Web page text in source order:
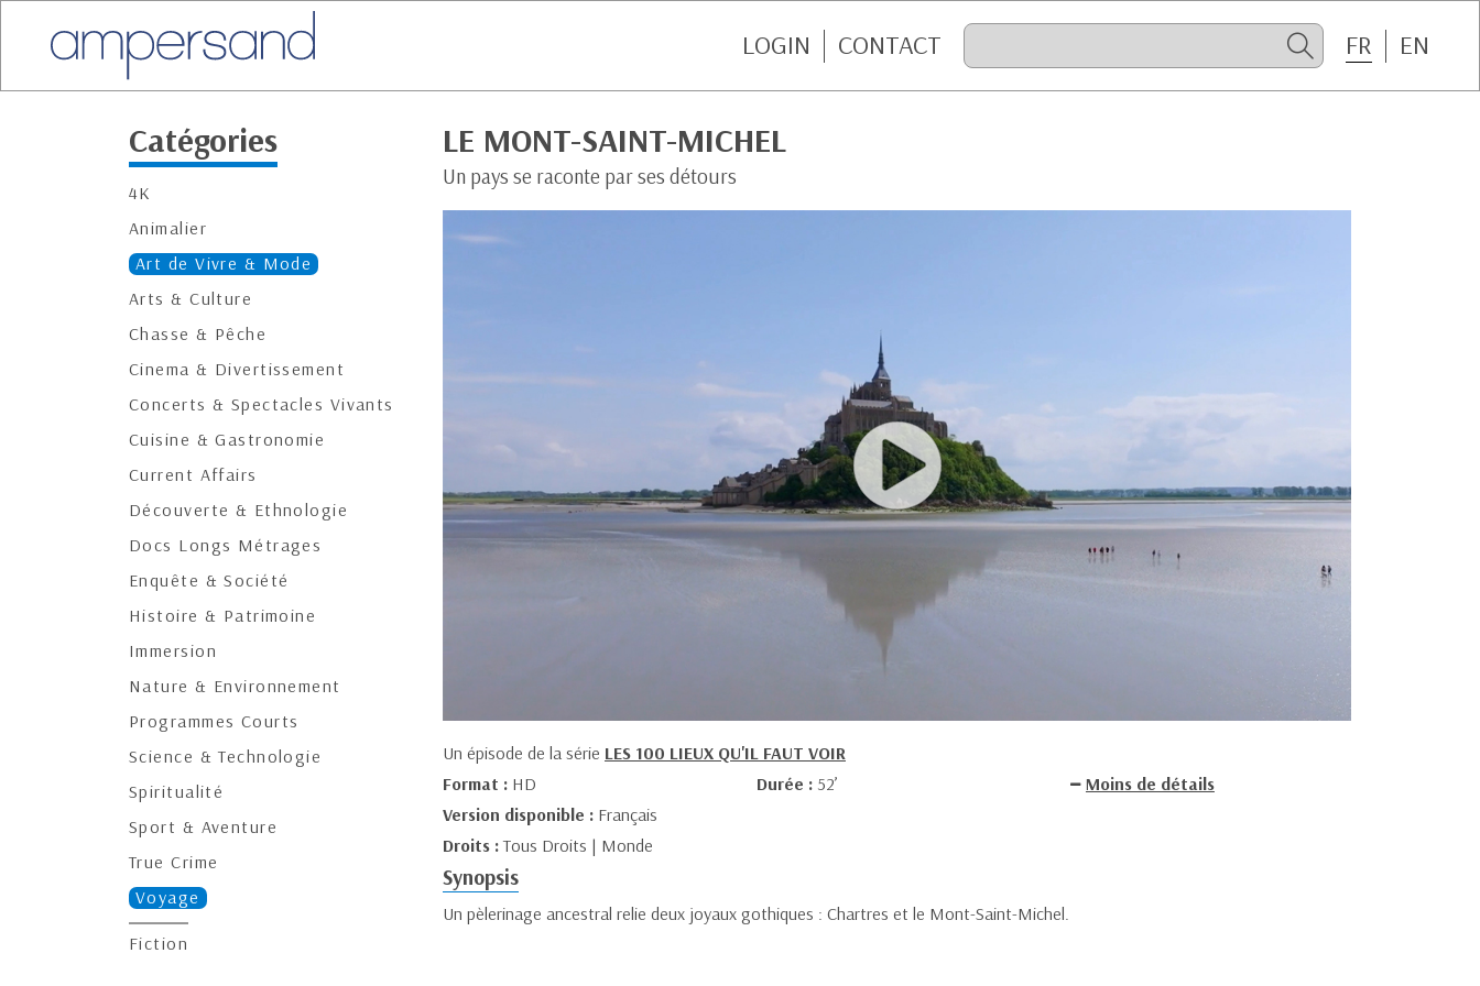
LOGIN CONTACT FR EN
Catégories
4K
Animalier
Art de Vivre & Mode
Arts & Culture
Chasse & Pêche
Cinema & Divertissement
Concerts & Spectacles Vivants
Cuisine & Gastronomie
Current Affairs
Découverte & Ethnologie
Docs Longs Métrages
Enquête & Société
Histoire & Patrimoine
Immersion
Nature & Environnement
Programmes Courts
Science & Technologie
Spiritualité
Sport & Aventure
True Crime
Voyage
Fiction
LE MONT-SAINT-MICHEL
Un pays se raconte par ses détours
Un épisode de la série LES 100 LIEUX QU'IL FAUT VOIR
Format : HD Durée : 52’
Moins de détails
Version disponible : Français
Droits :Tous Droits | Monde
Synopsis
Un pèlerinage ancestral relie deux joyaux gothiques : Chartres et le Mont-Saint-Michel.